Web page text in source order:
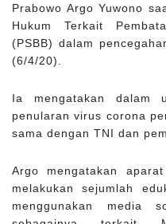
Prabowo Argo Yuwono
Hukum Terkait
(PSBB) dalam
(6/4/20).
Ia mengatakan dalam
penularan virus corona
sama dengan TNI dan
Argo mengatakan
melakukan sejumlah
menggunakan media